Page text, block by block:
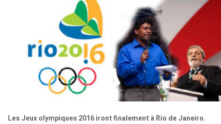
Les Jeux olympiques 2016 iront finalement à Rio de Janeiro.